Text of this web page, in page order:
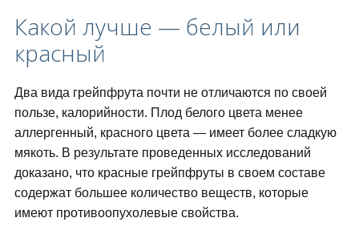
Какой лучше — белый или
красный
Два вида грейпфрута почти не отличаются по своей
пользе, калорийности. Плод белого цвета менее
аллергенный, красного цвета — имеет более сладкую
мякоть. В результате проведенных исследований
доказано, что красные грейпфруты в своем составе
содержат большее количество веществ, которые
имеют противоопухолевые свойства.